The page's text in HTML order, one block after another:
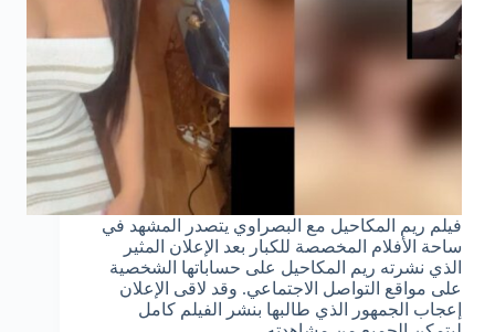
فيلم ريم المكاحيل مع البصراوي يتصدر المشهد في
ساحة الأفلام المخصصة للكبار بعد الإعلان المثير
الذي نشرته ريم المكاحيل على حساباتها الشخصية
على مواقع التواصل الاجتماعي. وقد لاقى الإعلان
إعجاب الجمهور الذي طالبها بنشر الفيلم كامل